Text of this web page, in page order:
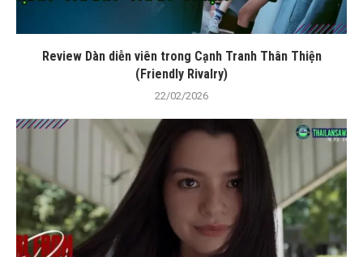
Review Dàn diễn viên trong Cạnh Tranh Thân Thiện
(Friendly Rivalry)
22/02/2026